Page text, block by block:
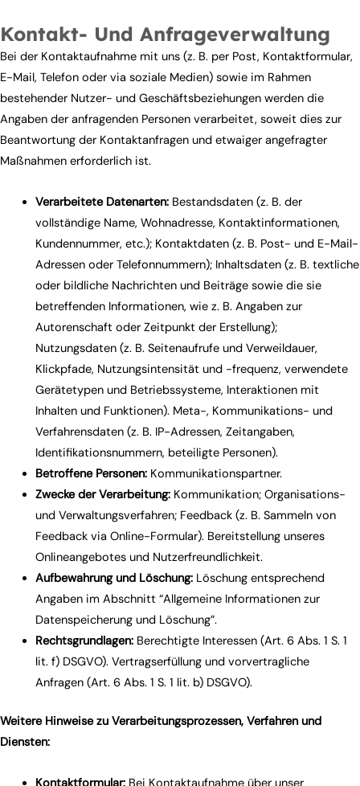
Kontakt- Und Anfrageverwaltung
Bei der Kontaktaufnahme mit uns (z. B. per Post, Kontaktformular,
E-Mail, Telefon oder via soziale Medien) sowie im Rahmen
bestehender Nutzer- und Geschäftsbeziehungen werden die
Angaben der anfragenden Personen verarbeitet, soweit dies zur
Beantwortung der Kontaktanfragen und etwaiger angefragter
Maßnahmen erforderlich ist.
Verarbeitete Datenarten:Bestandsdaten (z. B. der
vollständige Name, Wohnadresse, Kontaktinformationen,
Kundennummer, etc.); Kontaktdaten (z. B. Post- und E-Mail-
Adressen oder Telefonnummern); Inhaltsdaten (z. B. textliche
oder bildliche Nachrichten und Beiträge sowie die sie
betreffenden Informationen, wie z. B. Angaben zur
Autorenschaft oder Zeitpunkt der Erstellung);
Nutzungsdaten (z. B. Seitenaufrufe und Verweildauer,
Klickpfade, Nutzungsintensität und -frequenz, verwendete
Gerätetypen und Betriebssysteme, Interaktionen mit
Inhalten und Funktionen). Meta-, Kommunikations- und
Verfahrensdaten (z. B. IP-Adressen, Zeitangaben,
Identifikationsnummern, beteiligte Personen).
Betroffene Personen:Kommunikationspartner.
Zwecke der Verarbeitung:Kommunikation; Organisations-
und Verwaltungsverfahren; Feedback (z. B. Sammeln von
Feedback via Online-Formular). Bereitstellung unseres
Onlineangebotes und Nutzerfreundlichkeit.
Aufbewahrung und Löschung:Löschung entsprechend
Angaben im Abschnitt “Allgemeine Informationen zur
Datenspeicherung und Löschung”.
Rechtsgrundlagen:Berechtigte Interessen (Art. 6 Abs. 1 S. 1
lit. f) DSGVO). Vertragserfüllung und vorvertragliche
Anfragen (Art. 6 Abs. 1 S. 1 lit. b) DSGVO).
Weitere Hinweise zu Verarbeitungsprozessen, Verfahren und
Diensten: